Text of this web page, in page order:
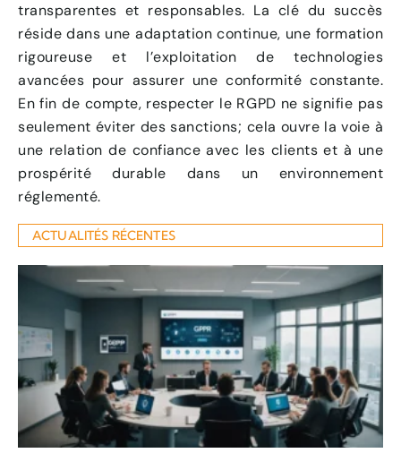
transparentes et responsables. La clé du succès
réside dans une adaptation continue, une formation
rigoureuse et l’exploitation de technologies
avancées pour assurer une conformité constante.
En fin de compte, respecter le RGPD ne signifie pas
seulement éviter des sanctions; cela ouvre la voie à
une relation de confiance avec les clients et à une
prospérité durable dans un environnement
réglementé.
ACTUALITÉS RÉCENTES